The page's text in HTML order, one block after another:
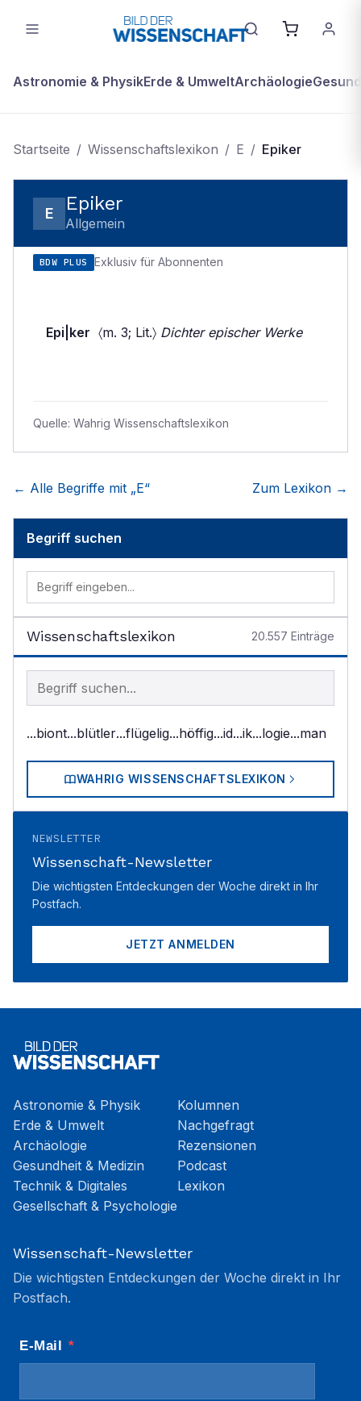
Astronomie & PhysikErde & UmweltArchäologie
Startseite / Wissenschaftslexikon / E / Epiker
E Epiker
Allgemein
BDW PLUS Exklusiv für Abonnenten
Epi|ker 〈m. 3; Lit.〉 Dichter epischer Werke
Quelle: Wahrig Wissenschaftslexikon
← Alle Begriffe mit „E“ Zum Lexikon →
Begriff suchen
Wissenschaftslexikon 20.557 Einträge
Begriff im Lexikon suchen
...biont...blütler...flügelig...höffig...id...ik...logie...man
WAHRIG WISSENSCHAFTSLEXIKON
NEWSLETTER
Wissenschaft-Newsletter
Die wichtigsten Entdeckungen der Woche direkt in Ihr
Postfach.
JETZT ANMELDEN
Astronomie & Physik
Erde & Umwelt
Archäologie
Gesundheit & Medizin
Technik & Digitales
Gesellschaft & Psychologie
Kolumnen
Nachgefragt
Rezensionen
Podcast
Lexikon
Wissenschaft-Newsletter
Die wichtigsten Entdeckungen der Woche direkt in Ihr
Postfach.